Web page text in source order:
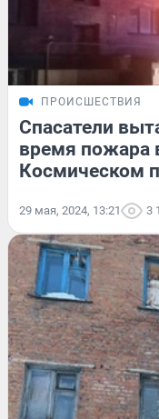
ПРОИСШЕСТВИЯ
Спасатели
время пожара
Космическом
29 мая, 2024, 13:21 3